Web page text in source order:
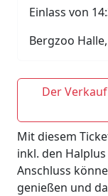
Einlass von
Bergzoo
Der
Mit diesem
inkl. den
Anschluss
genießen und